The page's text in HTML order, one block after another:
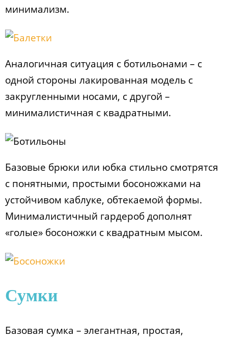
минимализм.
Аналогичная ситуация с ботильонами – с
одной стороны лакированная модель с
закругленными носами, с другой –
минималистичная с квадратными.
Базовые брюки или юбка стильно смотрятся
с понятными, простыми босоножками на
устойчивом каблуке, обтекаемой формы.
Минималистичный гардероб дополнят
«голые» босоножки с квадратным мысом.
Сумки
Базовая сумка – элегантная, простая,